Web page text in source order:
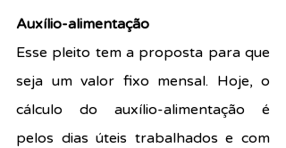
Auxílio-alimentação
Esse pleito tem a proposta para que
seja um valor fixo mensal. Hoje, o
cálculo do auxílio-alimentação é
pelos dias úteis trabalhados e com